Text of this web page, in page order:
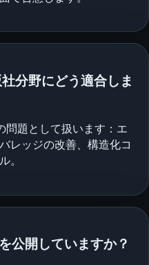
分野にどう適合しま
問題として扱います：エ
レッジの改善、構造化コ
。
公開していますか？